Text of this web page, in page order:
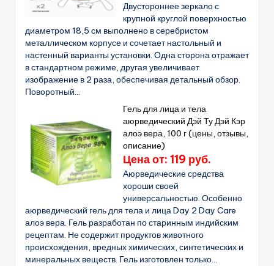
Двустороннее зеркало с
крупной круглой поверхностью
диаметром 18,5 см выполнено в серебристом
металлическом корпусе и сочетает настольный и
настенный варианты установки. Одна сторона отражает
в стандартном режиме, другая увеличивает
изображение в 2 раза, обеспечивая детальный обзор.
Поворотный...
Гель для лица и тела
аюрведический Дэй Ту Дэй Кэр
алоэ вера, 100 г (цены, отзывы,
описание)
Цена от: 119 руб.
Аюрведические средства
хороши своей
универсальностью. Особенно
аюрведический гель для тела и лица Day 2 Day Care
алоэ вера. Гель разработан по старинным индийским
рецептам. Не содержит продуктов животного
происхождения, вредных химических, синтетических и
минеральных веществ. Гель изготовлен только...